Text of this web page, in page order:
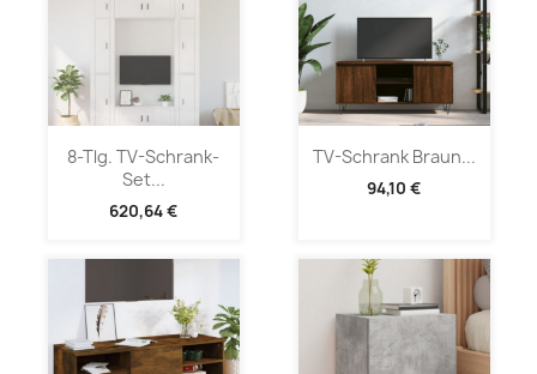
8-Tlg. TV-Schrank-
Set...
620,64 €
TV-Schrank Braun...
94,10 €